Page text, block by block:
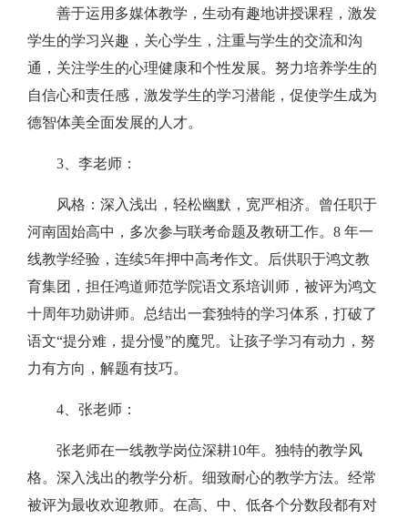
善于运用多媒体教学，生动有趣地讲授课程，激发
学生的学习兴趣，关心学生，注重与学生的交流和沟
通，关注学生的心理健康和个性发展。努力培养学生的
自信心和责任感，激发学生的学习潜能，促使学生成为
德智体美全面发展的人才。
3、李老师：
风格：深入浅出，轻松幽默，宽严相济。曾任职于
河南固始高中，多次参与联考命题及教研工作。8 年一
线教学经验，连续5年押中高考作文。后供职于鸿文教
育集团，担任鸿道师范学院语文系培训师，被评为鸿文
十周年功勋讲师。总结出一套独特的学习体系，打破了
语文“提分难，提分慢”的魔咒。让孩子学习有动力，努
力有方向，解题有技巧。
4、张老师：
张老师在一线教学岗位深耕10年。独特的教学风
格。深入浅出的教学分析。细致耐心的教学方法。经常
被评为最收欢迎教师。在高、中、低各个分数段都有对